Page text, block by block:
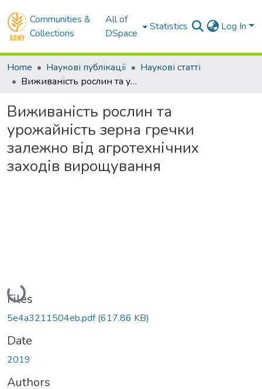
Communities &
Collections
All of
DSpace
Statistics Log In
Home Наукові публікації
Наукові статті
Виживаність рослин та урожайність зерна гречки залежно від агротехнічних заходів вирощування
Виживаність рослин та
урожайність зерна гречки
залежно від агротехнічних
заходів вирощування
Loading...
Files
5e4a3211504eb.pdf(617.86 KB)
Date
2019
Authors